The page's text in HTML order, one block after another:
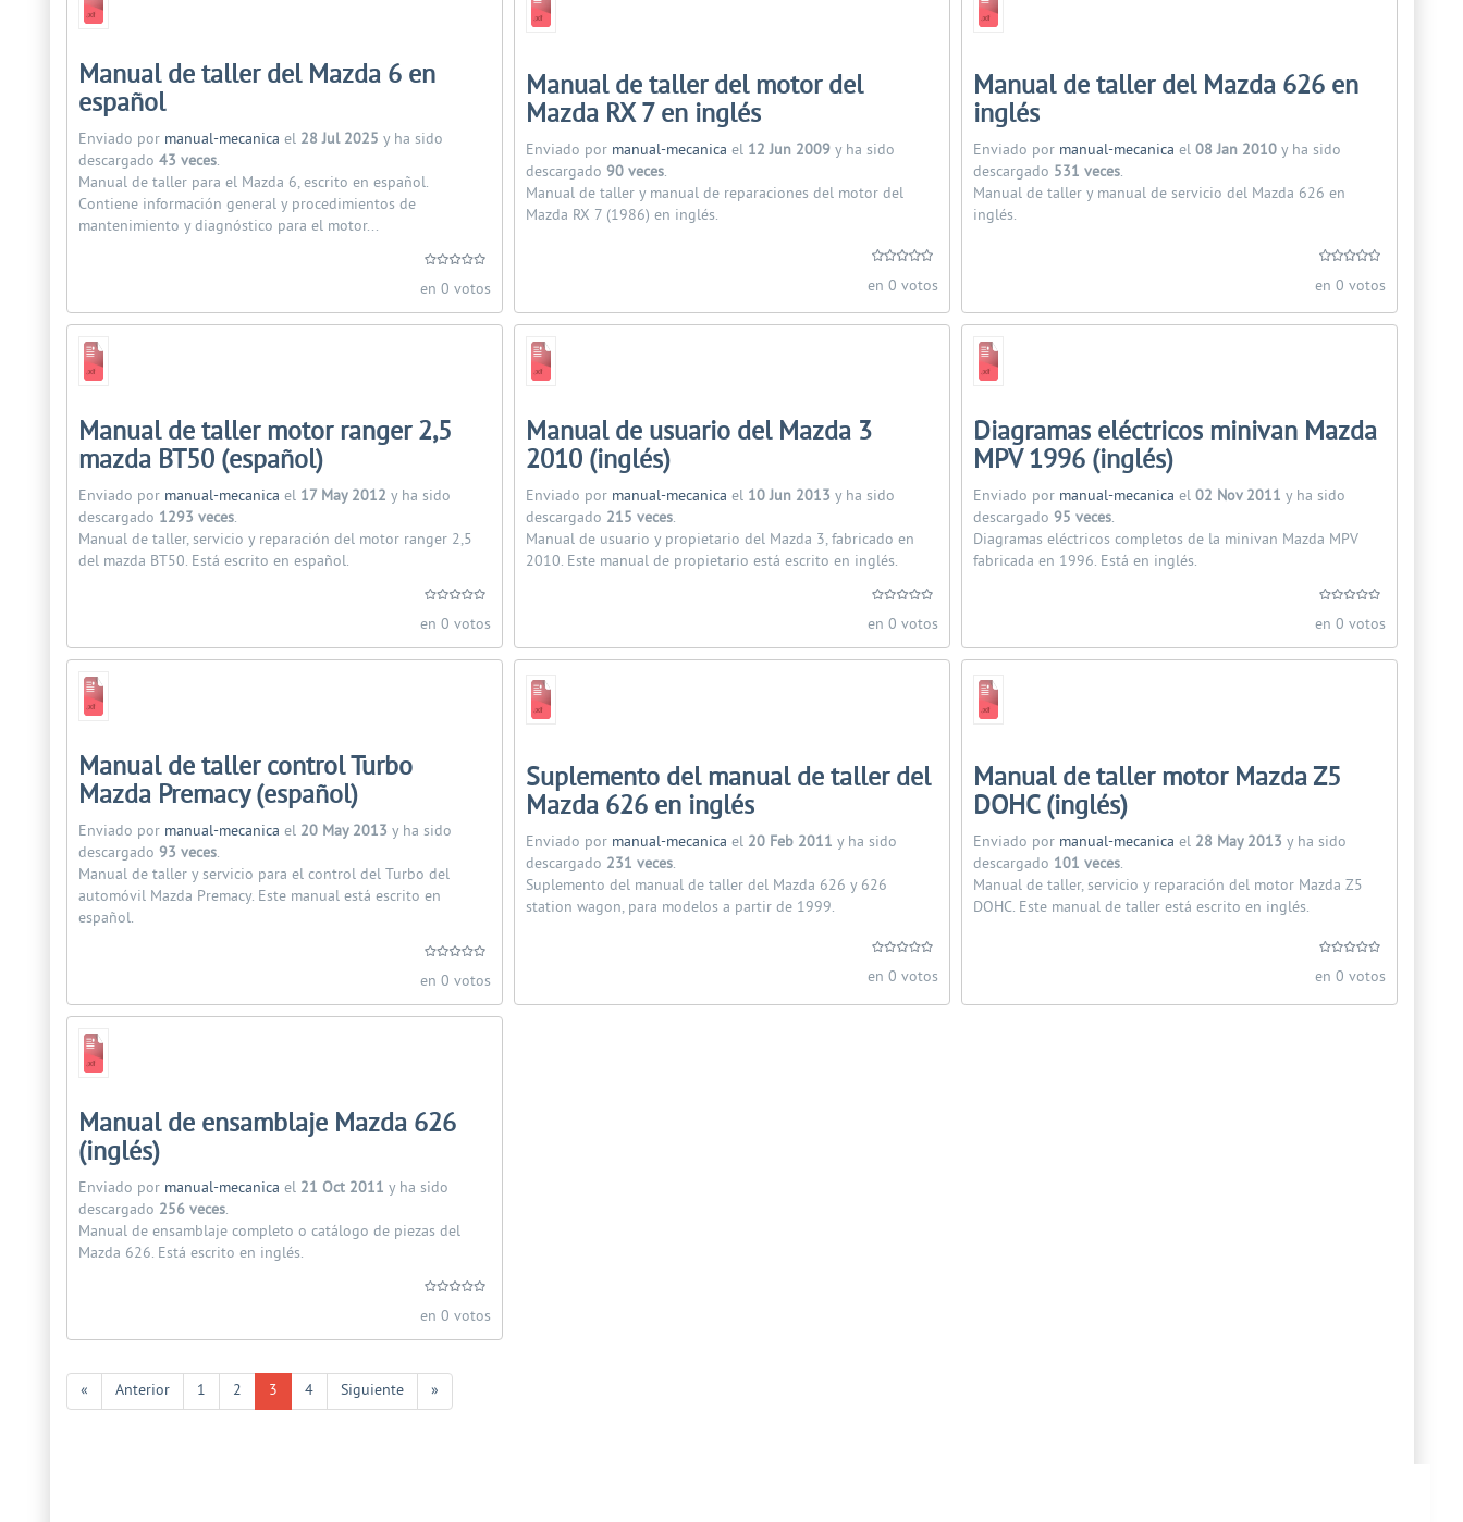
Manual de taller del Mazda 6 en
español
Enviado por manual-mecanica el 28 Jul 2025 y ha sido
descargado 43 veces.
Manual de taller para el Mazda 6, escrito en español.
Contiene información general y procedimientos de
mantenimiento y diagnóstico para el motor...
en 0 votos
Manual de taller del motor del
Mazda RX 7 en inglés
Enviado por manual-mecanica el 12 Jun 2009y ha sido
descargado 90 veces.
Manual de taller y manual de reparaciones del motor del
Mazda RX 7 (1986) en inglés.
en 0 votos
Manual de taller del Mazda 626 en
inglés
Enviado por manual-mecanica el 08 Jan 2010y ha sido
descargado 531 veces.
Manual de taller y manual de servicio del Mazda 626 en
inglés.
en 0 votos
Manual de taller motor ranger 2,5
mazda BT50 (español)
Enviado por manual-mecanica el 17 May 2012 y ha sido
descargado 1293 veces.
Manual de taller, servicio y reparación del motor ranger 2,5
del mazda BT50. Está escrito en español.
en 0 votos
Manual de usuario del Mazda 3
2010 (inglés)
Enviado por manual-mecanica el 10 Jun 2013 y ha sido
descargado 215 veces.
Manual de usuario y propietario del Mazda 3, fabricado en
2010. Este manual de propietario está escrito en inglés.
en 0 votos
Diagramas eléctricos minivan Mazda
MPV 1996 (inglés)
Enviado por manual-mecanica el 02 Nov 2011 y ha sido
descargado 95 veces.
Diagramas eléctricos completos de la minivan Mazda MPV
fabricada en 1996. Está en inglés.
en 0 votos
Manual de taller control Turbo
Mazda Premacy (español)
Enviado por manual-mecanica el 20 May 2013 y ha sido
descargado 93 veces.
Manual de taller y servicio para el control del Turbo del
automóvil Mazda Premacy. Este manual está escrito en
español.
en 0 votos
Suplemento del manual de taller del
Mazda 626 en inglés
Enviado por manual-mecanica el 20 Feb 2011 y ha sido
descargado 231 veces.
Suplemento del manual de taller del Mazda 626 y 626
station wagon, para modelos a partir de 1999.
en 0 votos
Manual de taller motor Mazda Z5
DOHC (inglés)
Enviado por manual-mecanica el 28 May 2013 y ha sido
descargado 101 veces.
Manual de taller, servicio y reparación del motor Mazda Z5
DOHC. Este manual de taller está escrito en inglés.
en 0 votos
Manual de ensamblaje Mazda 626
(inglés)
Enviado por manual-mecanica el 21 Oct 2011 y ha sido
descargado 256 veces.
Manual de ensamblaje completo o catálogo de piezas del
Mazda 626. Está escrito en inglés.
en 0 votos
« Anterior 1 2 3 4 Siguiente »